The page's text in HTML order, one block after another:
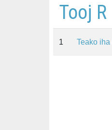
Tooj R
1 Teako iha